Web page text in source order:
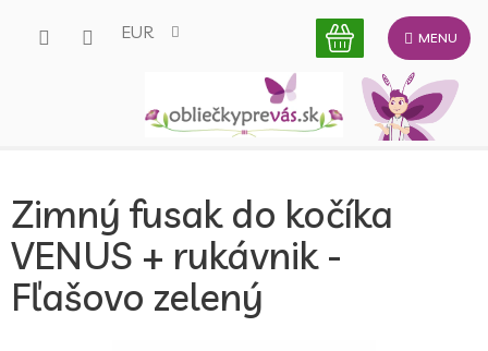
EUR
Zimný fusak do kočíka
VENUS + rukávnik -
Fľašovo zelený